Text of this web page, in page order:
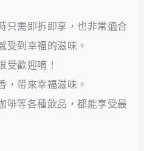
只需即拆即享，也非常適合
受到幸福的滋味。
受歡迎唷！
，帶來幸福滋味。
啡等各種飲品，都能享受最